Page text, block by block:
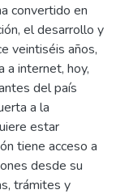
convertido en
el desarrollo y
veintiséis años,
a internet, hoy,
del país
a la
estar
tiene acceso a
desde su
trámites y